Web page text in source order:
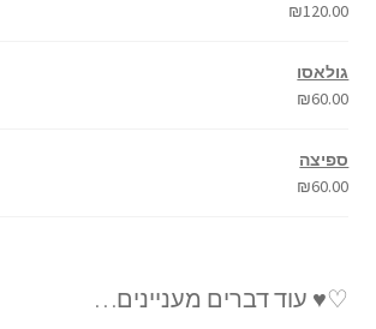
₪120.00
גולאסו
₪60.00
ספיצה
₪60.00
♡♥ עוד דברים מעניינים…